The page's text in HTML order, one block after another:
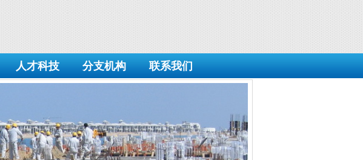
人才科技 分支机构 联系我们